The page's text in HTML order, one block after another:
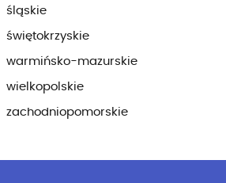
śląskie
świętokrzyskie
warmińsko-mazurskie
wielkopolskie
zachodniopomorskie